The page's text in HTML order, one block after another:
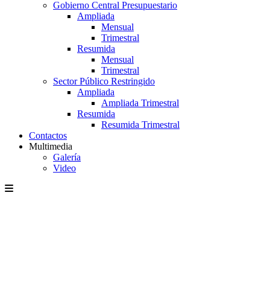
Gobierno Central Presupuestario
Ampliada
Mensual
Trimestral
Resumida
Mensual
Trimestral
Sector Público Restringido
Ampliada
Ampliada Trimestral
Resumida
Resumida Trimestral
Contactos
Multimedia
Galería
Video